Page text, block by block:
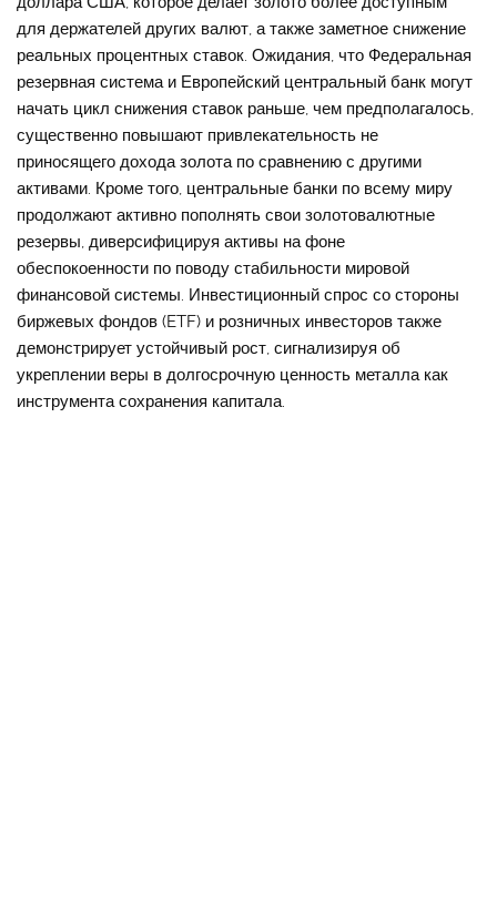
для держателей других валют, а также заметное снижение
реальных процентных ставок. Ожидания, что Федеральная
резервная система и Европейский центральный банк могут
начать цикл снижения ставок раньше, чем предполагалось,
существенно повышают привлекательность не
приносящего дохода золота по сравнению с другими
активами. Кроме того, центральные банки по всему миру
продолжают активно пополнять свои золотовалютные
резервы, диверсифицируя активы на фоне
обеспокоенности по поводу стабильности мировой
финансовой системы. Инвестиционный спрос со стороны
биржевых фондов (ETF) и розничных инвесторов также
демонстрирует устойчивый рост, сигнализируя об
укреплении веры в долгосрочную ценность металла как
инструмента сохранения капитала.